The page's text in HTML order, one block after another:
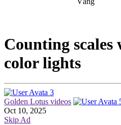
Counting scales
color lights
Golden Lotus videos
Oct 10, 2025
Skip Ad